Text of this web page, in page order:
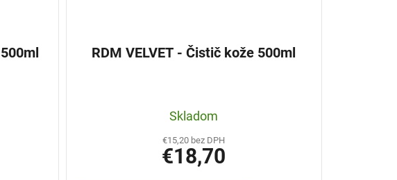
RDM VELVET - Čistič kože 500ml
Skladom
€15,20 bez DPH
€18,70